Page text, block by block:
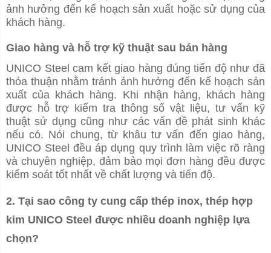
ảnh hưởng đến kế hoạch sản xuất hoặc sử dụng của
khách hàng.
Giao hàng và hỗ trợ kỹ thuật sau bán hàng
UNICO Steel cam kết giao hàng đúng tiến độ như đã
thỏa thuận nhằm tránh ảnh hưởng đến kế hoạch sản
xuất của khách hàng. Khi nhận hàng, khách hàng
được hỗ trợ kiểm tra thông số vật liệu, tư vấn kỹ
thuật sử dụng cũng như các vấn đề phát sinh khác
nếu có. Nói chung, từ khâu tư vấn đến giao hàng,
UNICO Steel đều áp dụng quy trình làm việc rõ ràng
và chuyên nghiệp, đảm bảo mọi đơn hàng đều được
kiểm soát tốt nhất về chất lượng và tiến độ.
2. Tại sao công ty cung cấp thép inox, thép hợp
kim UNICO Steel được nhiều doanh nghiệp lựa
chọn?